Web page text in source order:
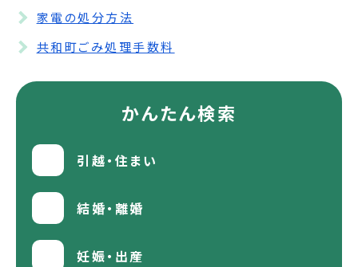
家電の処分方法
共和町ごみ処理手数料
かんたん検索
引越・住まい
結婚・離婚
妊娠・出産